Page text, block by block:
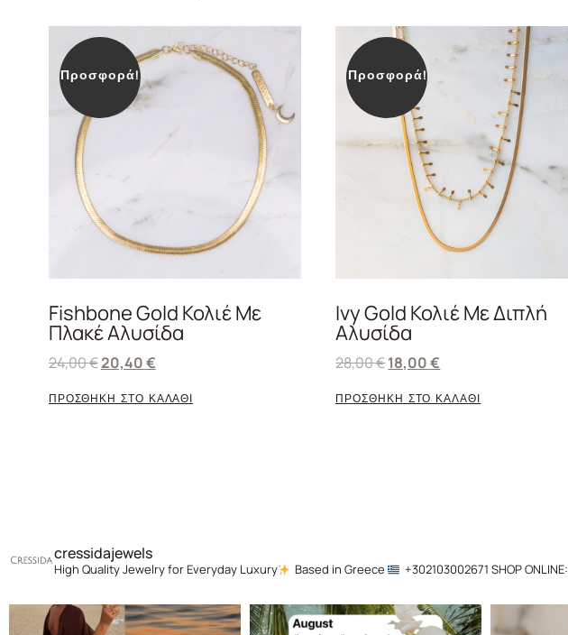
Προσφορά!
Fishbone Gold Κολιέ Με
Πλακέ Αλυσίδα
24,00€20,40€
ΠΡΟΣΘΗΚΗ ΣΤΟ ΚΑΛΑΘΙ
Προσφορά!
Ivy Gold Κολιέ Με Διπλή
Αλυσίδα
28,00€18,00€
ΠΡΟΣΘΗΚΗ ΣΤΟ ΚΑΛΑΘΙ
cressidajewels
High Quality Jewelry for Everyday Luxury Based in Greece +302103002671 SHOP ONLINE: